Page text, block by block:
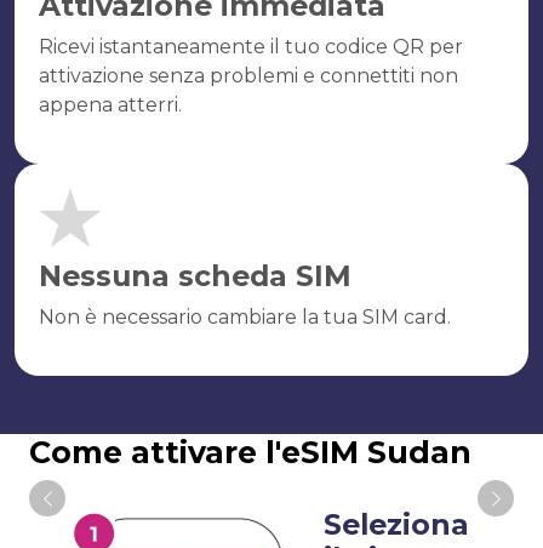
Ricevi istantaneamente il tuo codice QR per
attivazione senza problemi e connettiti non
appena atterri.
Nessuna scheda SIM
Non è necessario cambiare la tua SIM card.
Come attivare l'eSIM Sudan
Seleziona